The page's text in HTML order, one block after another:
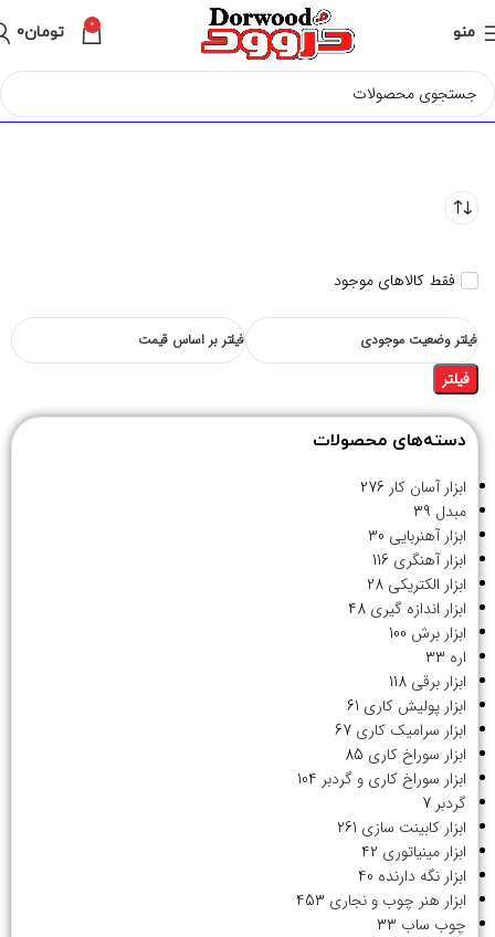
منو 0 تومان0
فقط کالاهای موجود
فیلتر وضعیت موجودی فیلتر بر اساس قیمت
فیلتر
دسته‌های محصولات
ابزار آسان کار 276
مبدل 39
ابزار آهنربایی 30
ابزار آهنگری 116
ابزار الکتریکی 28
ابزار اندازه گیری 48
ابزار برش 100
اره 33
ابزار برقی 118
ابزار پولیش کاری 61
ابزار سرامیک کاری 67
ابزار سوراخ کاری 85
ابزار سوراخ کاری و گردبر 104
گردبر 7
ابزار کابینت سازی 261
ابزار مینیاتوری 42
ابزار نگه دارنده 40
ابزار هنر چوب و نجاری 453
چوب ساب 33